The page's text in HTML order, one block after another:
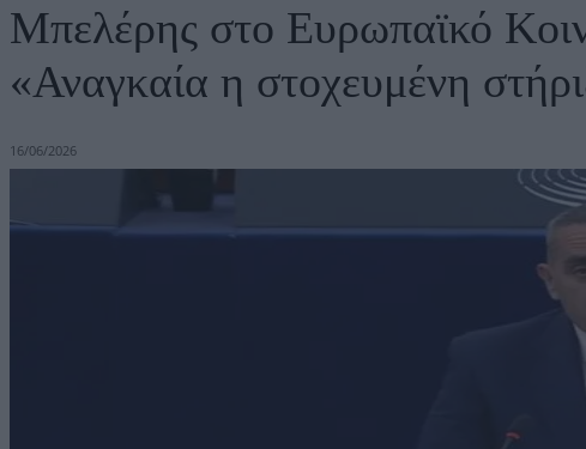
Μπελέρης στο Ευρωπαϊκό
«Αναγκαία η στοχευμένη
16/06/2026